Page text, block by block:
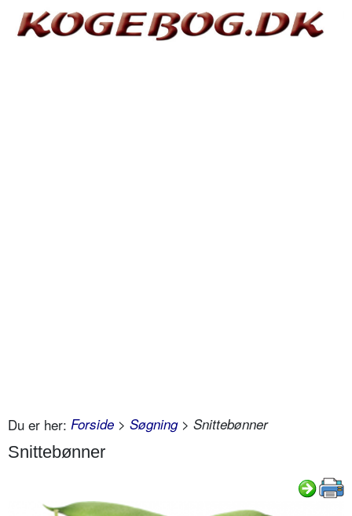
Du er her: Forside > Søgning> Snittebønner
Snittebønner